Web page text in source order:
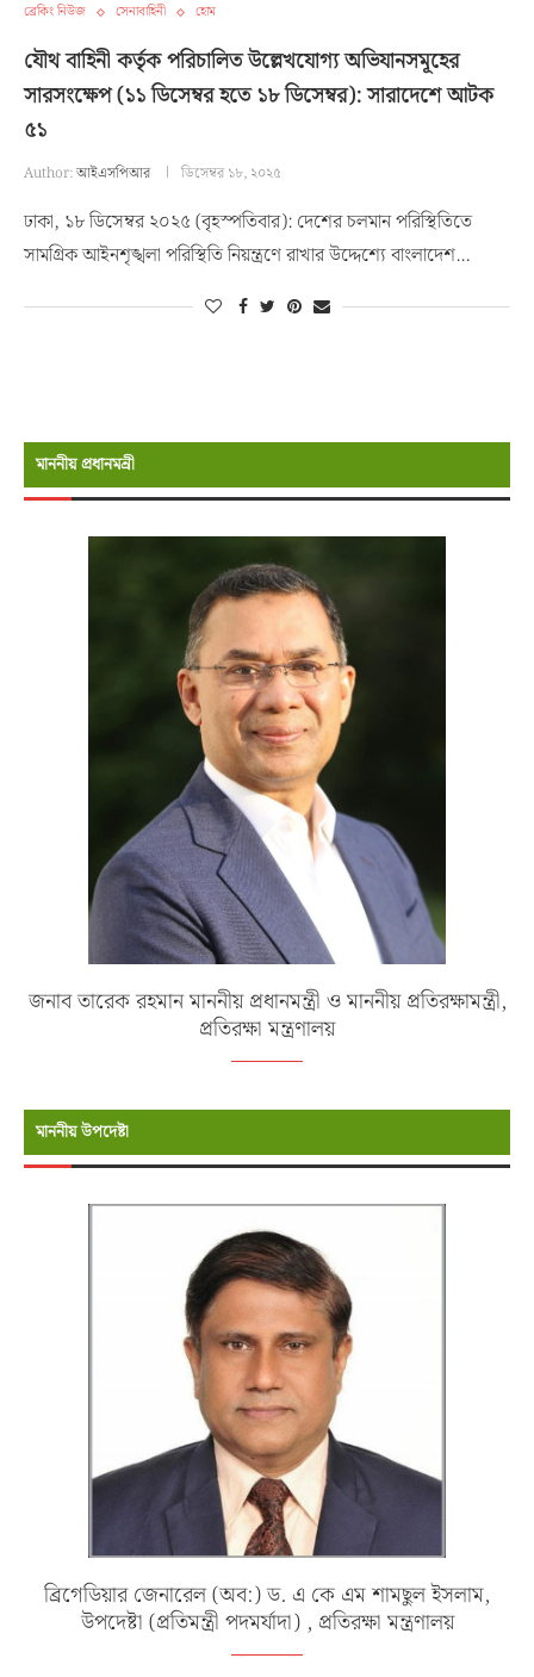
ব্রেকিং নিউজ সেনাবাহিনী হোম
যৌথ বাহিনী কর্তৃক পরিচালিত উল্লেখযোগ্য অভিযানসমূহের
সারসংক্ষেপ (১১ ডিসেম্বর হতে ১৮ ডিসেম্বর): সারাদেশে আটক
৫১
Author:আইএসপিআর ডিসেম্বর ১৮, ২০২৫
ঢাকা, ১৮ ডিসেম্বর ২০২৫ (বৃহস্পতিবার): দেশের চলমান পরিস্থিতিতে
সামগ্রিক আইনশৃঙ্খলা পরিস্থিতি নিয়ন্ত্রণে রাখার উদ্দেশ্যে বাংলাদেশ…
মাননীয় প্রধানমন্রী
জনাব তারেক রহমান মাননীয় প্রধানমন্ত্রী ও মাননীয় প্রতিরক্ষামন্ত্রী,
প্রতিরক্ষা মন্ত্রণালয়
মাননীয় উপদেষ্টা
ব্রিগেডিয়ার জেনারেল (অব:) ড. এ কে এম শামছুল ইসলাম,
উপদেষ্টা (প্রতিমন্ত্রী পদমর্যাদা) , প্রতিরক্ষা মন্ত্রণালয়